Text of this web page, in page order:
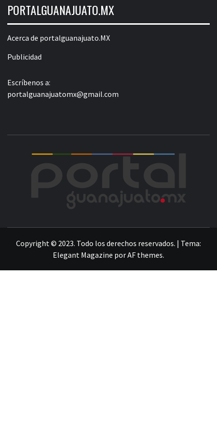
PORTALGUANAJUATO.MX
Acerca de portalguanajuato.MX
Publicidad
Escríbenos a:
portalguanajuatomx@gmail.com
Copyright © 2023. Todo los derechos reservados. | Tema:
Elegant Magazine porAF themes.